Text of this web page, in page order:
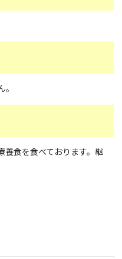
養食を食べております。継